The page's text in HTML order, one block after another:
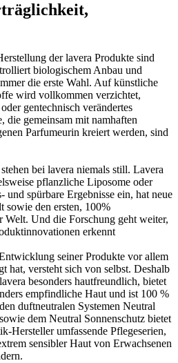
der lavera Produkte sind
biologischem Anbau und
die erste Wahl. Auf künstliche
wird vollkommen verzichtet,
gentechnisch verändertes
gemeinsam mit namhaften
Parfumeurin kreiert werden, sind
bei lavera niemals still. Lavera
pflanzliche Liposome oder
und spürbare Ergebnisse ein, hat neue
den ersten, 100%
Welt. Und die Forschung geht weiter,
erkennt
seiner Produkte vor allem
hat, versteht sich von selbst. Deshalb
besonders hautfreundlich, bietet
empfindliche Haut und ist 100 %
duftneutralen Systemen Neutral
dem Neutral Sonnenschutz bietet
Hersteller umfassende Pflegeserien,
sensibler Haut von Erwachsenen